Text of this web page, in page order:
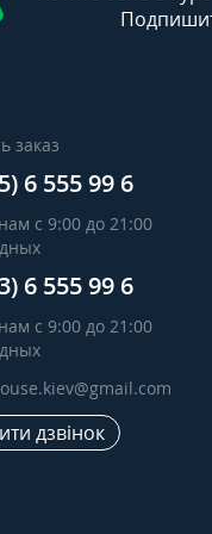
заказ
6 555 99 6
с 9:00 до 21:00
6 555 99 6
с 9:00 до 21:00
дзвінок